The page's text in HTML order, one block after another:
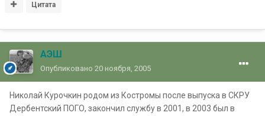
Цитата
АЭШ
Опубликовано 20 ноября, 2005
Николай Курочкин родом из Костромы после выпуска в СКРУ
Дербентский ПОГО, закончил службу в 2001, в 2003 был в